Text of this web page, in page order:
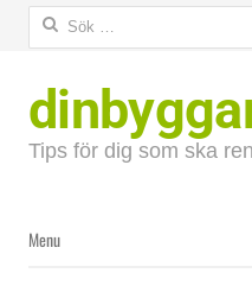
Sök
Tips för dig som ska
Menu
Menu